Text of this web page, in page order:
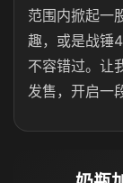
范围内掀起一
趣，或是战锤
不容错过。让
发售，开启一